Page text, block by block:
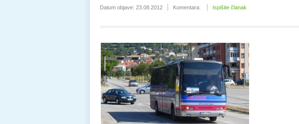
Datum objave: 23.08.2012 Komentara: Ispišite članak